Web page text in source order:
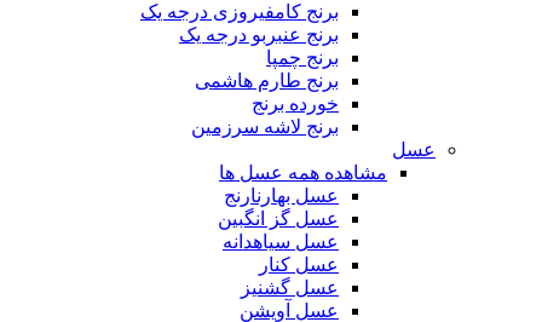
برنج کامفیروزی درجه یک
برنج عنبربو درجه یک
برنج چمپا
برنج طارم هاشمی
خورده برنج
برنج لاشه سرزمین
عسل
مشاهده همه عسل ها
عسل بهارنارنج
عسل گز انگبین
عسل سیاهدانه
عسل کنار
عسل گشنیز
عسل آویشن